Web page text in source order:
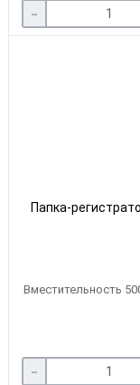
-
Папка-
Вместительность
-